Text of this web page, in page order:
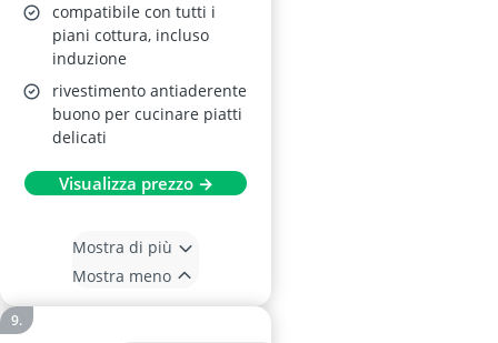
compatibile con tutti i
piani cottura, incluso
induzione
rivestimento antiaderente
buono per cucinare piatti
delicati
Visualizza prezzo →
Mostra di più
Mostra meno